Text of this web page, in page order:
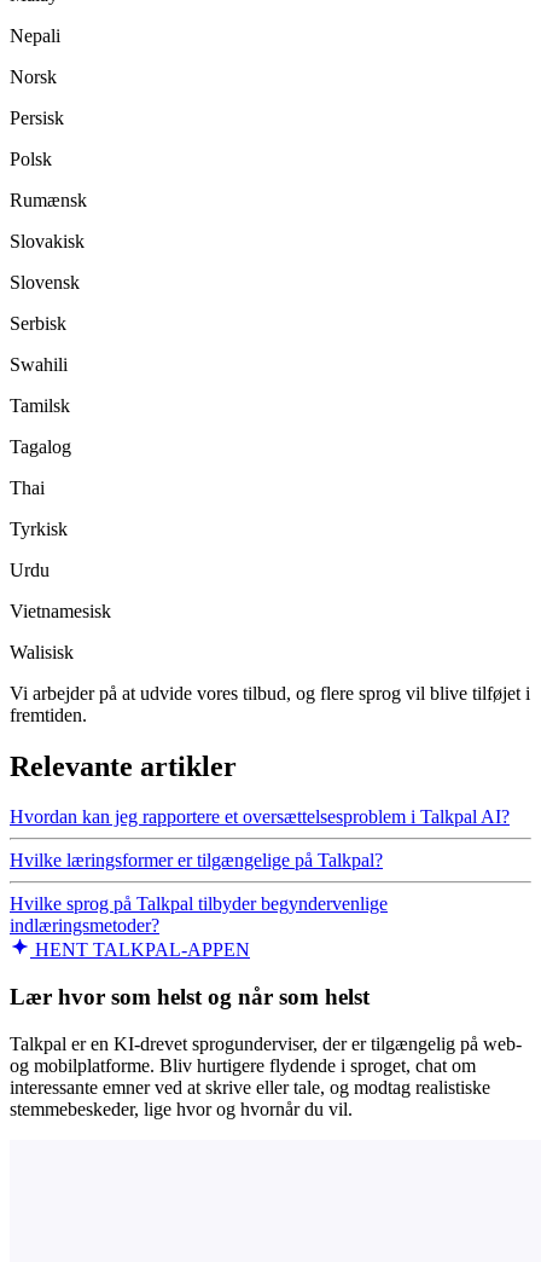
Nepali
Norsk
Persisk
Polsk
Rumænsk
Slovakisk
Slovensk
Serbisk
Swahili
Tamilsk
Tagalog
Thai
Tyrkisk
Urdu
Vietnamesisk
Walisisk
Vi arbejder på at udvide vores tilbud, og flere sprog vil blive tilføjet i
fremtiden.
Relevante artikler
Hvordan kan jeg rapportere et oversættelsesproblem i Talkpal AI?
Hvilke læringsformer er tilgængelige på Talkpal?
Hvilke sprog på Talkpal tilbyder begyndervenlige
indlæringsmetoder?
HENT TALKPAL-APPEN
Lær hvor som helst og når som helst
Talkpal er en KI-drevet sprogunderviser, der er tilgængelig på web-
og mobilplatforme. Bliv hurtigere flydende i sproget, chat om
interessante emner ved at skrive eller tale, og modtag realistiske
stemmebeskeder, lige hvor og hvornår du vil.